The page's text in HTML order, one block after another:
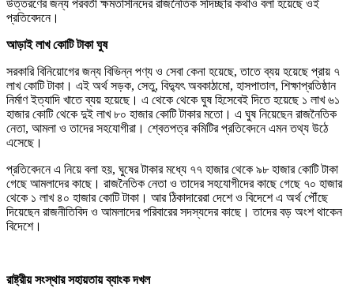
উত্তরণের জন্য পরবর্তী ক্ষমতাসীনদের রাজনৈতিক সদিচ্ছার কথাও বলা হয়েছে ওই
প্রতিবেদনে।
আড়াই লাখ কোটি টাকা ঘুষ
সরকারি বিনিয়োগের জন্য বিভিন্ন পণ্য ও সেবা কেনা হয়েছে, তাতে ব্যয় হয়েছে প্রায় ৭
লাখ কোটি টাকা। এই অর্থ সড়ক, সেতু, বিদ্যুৎ অবকাঠামো, হাসপাতাল, শিক্ষাপ্রতিষ্ঠান
নির্মাণ ইত্যাদি খাতে ব্যয় হয়েছে। এ থেকে থেকে ঘুষ হিসেবেই দিতে হয়েছে ১ লাখ ৬১
হাজার কোটি থেকে দুই লাখ ৮০ হাজার কোটি টাকার মতো। এ ঘুষ নিয়েছেন রাজনৈতিক
নেতা, আমলা ও তাদের সহযোগীরা। শ্বেতপত্র কমিটির প্রতিবেদনে এমন তথ্য উঠে
এসেছে।
প্রতিবেদনে এ নিয়ে বলা হয়, ঘুষের টাকার মধ্যে ৭৭ হাজার থেকে ৯৮ হাজার কোটি টাকা
গেছে আমলাদের কাছে। রাজনৈতিক নেতা ও তাদের সহযোগীদের কাছে গেছে ৭০ হাজার
থেকে ১ লাখ ৪০ হাজার কোটি টাকা। আর ঠিকাদারেরা দেশে ও বিদেশে এ অর্থ পৌঁছে
দিয়েছেন রাজনীতিবিদ ও আমলাদের পরিবারের সদস্যদের কাছে। তাদের বড় অংশ থাকেন
বিদেশে।
রাষ্ট্রীয় সংস্থার সহায়তায় ব্যাংক দখল